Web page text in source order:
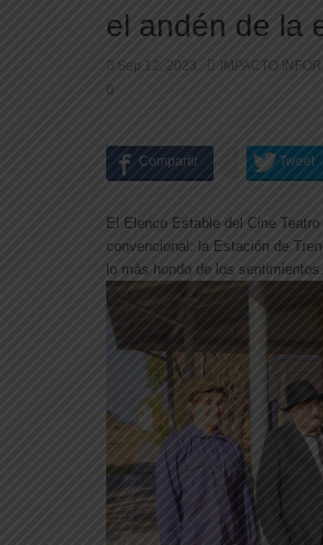
el andén de la
Sep 12, 2023 IMPACTO
0
El Elenco Estable del Cine
convencional: la Estación de
lo más hondo de los sentimientos.